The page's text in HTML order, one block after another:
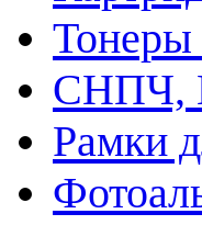
СНПЧ,
Рамки